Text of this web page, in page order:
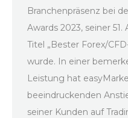
Branchenpräsenz bei
Awards 2023, seiner
Titel „Bester Forex/
wurde. In einer
Leistung hat
beeindruckenden
seiner Kunden auf